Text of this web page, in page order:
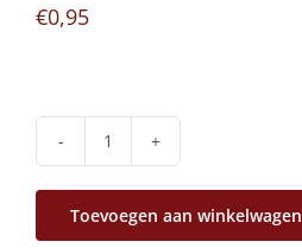
€0,95
Laurier
aantal
Toevoegen aan winkelwagen